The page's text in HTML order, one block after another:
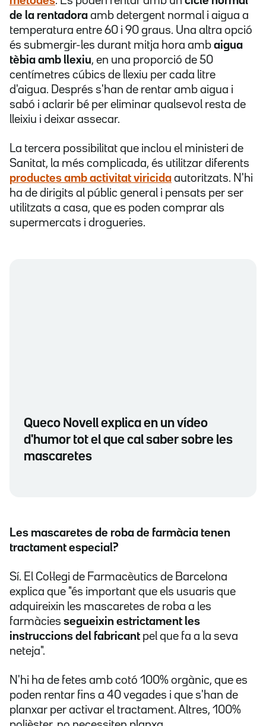
de la rentadora amb detergent normal i aigua a
temperatura entre 60 i 90 graus. Una altra opció
és submergir-les durant mitja hora amb aigua
tèbia amb llexiu, en una proporció de 50
centímetres cúbics de llexiu per cada litre
d'aigua. Després s'han de rentar amb aigua i
sabó i aclarir bé per eliminar qualsevol resta de
lleixiu i deixar assecar.
La tercera possibilitat que inclou el ministeri de
Sanitat, la més complicada, és utilitzar diferents
productes amb activitat viricida autoritzats. N'hi
ha de dirigits al públic general i pensats per ser
utilitzats a casa, que es poden comprar als
supermercats i drogueries.
Queco Novell explica en un vídeo
d'humor tot el que cal saber sobre les
mascaretes
Les mascaretes de roba de farmàcia tenen
tractament especial?
Sí. El Col·legi de Farmacèutics de Barcelona
explica que "és important que els usuaris que
adquireixin les mascaretes de roba a les
farmàcies segueixin estrictament les
instruccions del fabricant pel que fa a la seva
neteja".
N'hi ha de fetes amb cotó 100% orgànic, que es
poden rentar fins a 40 vegades i que s'han de
planxar per activar el tractament. Altres, 100%